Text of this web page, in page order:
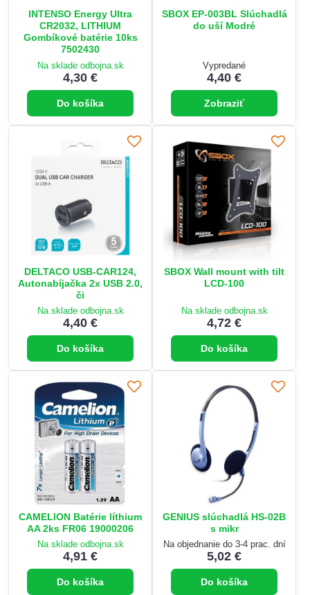
INTENSO Energy Ultra
CR2032, LITHIUM
Gombíkové batérie 10ks
7502430
Na sklade odbojna.sk
4,30 €
Do košíka
SBOX EP-003BL Slúchadlá
do uší Modré
Vypredané
4,40 €
Zobraziť
DELTACO USB-CAR124,
Autonabíjačka 2x USB 2.0,
či
Na sklade odbojna.sk
4,40 €
Do košíka
SBOX Wall mount with tilt
LCD-100
Na sklade odbojna.sk
4,72 €
Do košíka
CAMELION Batérie líthium
AA 2ks FR06 19000206
Na sklade odbojna.sk
4,91 €
Do košíka
GENIUS slúchadlá HS-02B
s mikr
Na objednanie do 3-4 prac. dní
5,02 €
Do košíka